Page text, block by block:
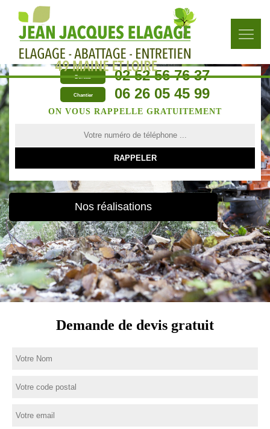
Bureau 02 52 56 76 37
Chantier 06 26 05 45 99
ON VOUS RAPPELLE GRATUITEMENT
Nos réalisations
Demande de devis gratuit